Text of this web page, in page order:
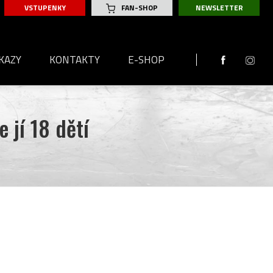
VSTUPENKY FAN-SHOP NEWSLETTER
KONTAKTY E-SHOP
jí 18 dětí